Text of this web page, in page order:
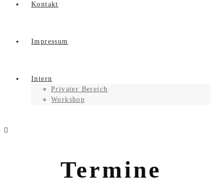
Kontakt
Impressum
Intern
Privater Bereich
Workshop
Termine